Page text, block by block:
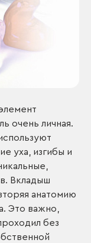
очень личная.
уха, изгибы и
Вкладыш
анатомию
Это важно,
без